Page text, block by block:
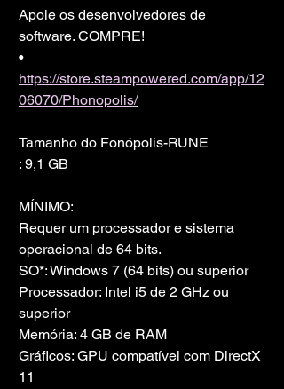
Apoie os desenvolvedores de
software. COMPRE!
•
https://store.steampowered.com/app/12
06070/Phonopolis/
Tamanho do Fonópolis-RUNE
: 9,1 GB
MÍNIMO:
Requer um processador e sistema
operacional de 64 bits.
SO*: Windows 7 (64 bits) ou superior
Processador: Intel i5 de 2 GHz ou
superior
Memória: 4 GB de RAM
Gráficos: GPU compatível com DirectX
11